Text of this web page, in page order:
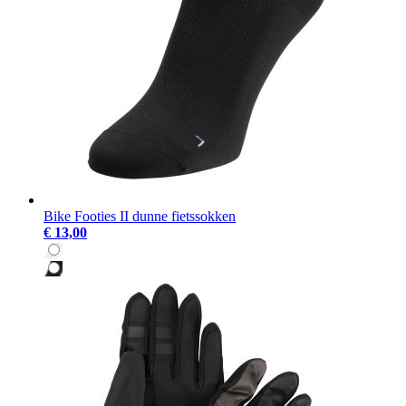
Bike Footies II dunne fietssokken
€ 13,00